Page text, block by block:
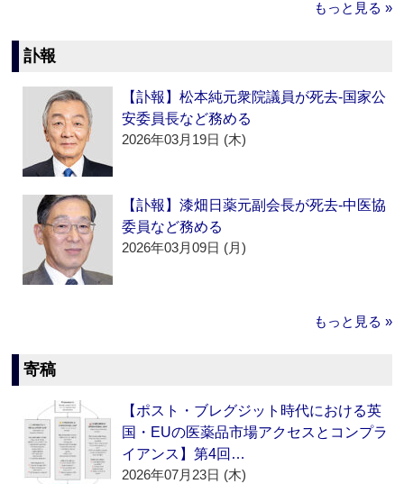
もっと見る »
訃報
【訃報】松本純元衆院議員が死去‐国家公
安委員長など務める
2026年03月19日 (木)
【訃報】漆畑日薬元副会長が死去‐中医協
委員など務める
2026年03月09日 (月)
もっと見る »
寄稿
【ポスト・ブレグジット時代における英
国・EUの医薬品市場アクセスとコンプラ
イアンス】第4回…
2026年07月23日 (木)